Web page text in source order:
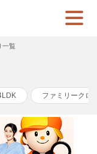
一覧
ファミリークロ